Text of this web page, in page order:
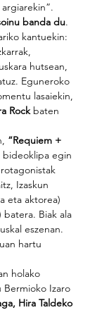
banda du.
kantuekin:
hutsean,
Eguneroko
lasaiekin,
Rock baten
“Requiem +
bideoklipa egin
Izaskun
eta aktorea)
batera. Biak ala
eszenan.
hartu
holako
Bermioko Izaro
Hira Taldeko